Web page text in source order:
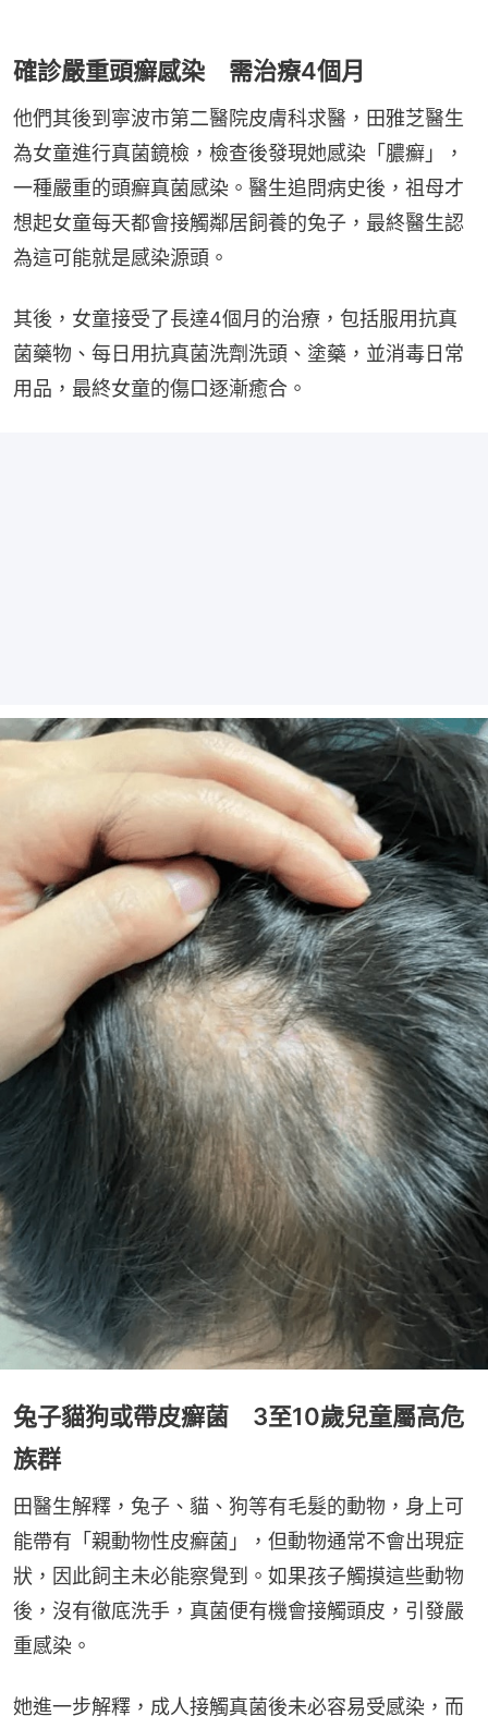
確診嚴重頭癬感染 需治療4個月
他們其後到寧波市第二醫院皮膚科求醫，田雅芝醫生
為女童進行真菌鏡檢，檢查後發現她感染「膿癬」，
一種嚴重的頭癬真菌感染。醫生追問病史後，祖母才
想起女童每天都會接觸鄰居飼養的兔子，最終醫生認
為這可能就是感染源頭。
其後，女童接受了長達4個月的治療，包括服用抗真
菌藥物、每日用抗真菌洗劑洗頭、塗藥，並消毒日常
用品，最終女童的傷口逐漸癒合。
兔子貓狗或帶皮癬菌 3至10歲兒童屬高危
族群
田醫生解釋，兔子、貓、狗等有毛髮的動物，身上可
能帶有「親動物性皮癬菌」，但動物通常不會出現症
狀，因此飼主未必能察覺到。如果孩子觸摸這些動物
後，沒有徹底洗手，真菌便有機會接觸頭皮，引發嚴
重感染。
她進一步解釋，成人接觸真菌後未必容易受感染，而